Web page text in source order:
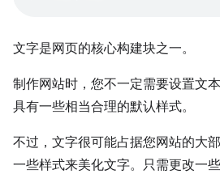
文字是网页的核心构建块之一。
制作网站时，您不一定需要设置文
具有一些相当合理的默认样式。
不过，文字很可能占据您网站的大
一些样式来美化文字。只需更改一